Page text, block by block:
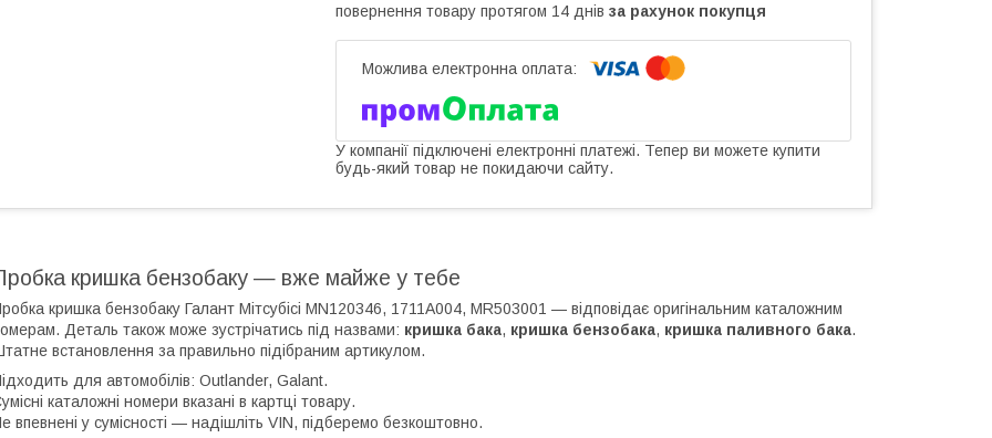
повернення товару протягом 14 днів за рахунок покупця
У компанії підключені електронні платежі. Тепер ви можете купити
будь-який товар не покидаючи сайту.
кришка бензобаку — вже майже у тебе
кришка бензобаку Галант Мітсубісі MN120346, 1711A004, MR503001 — відповідає оригінальним каталожним
Деталь також може зустрічатись під назвами: кришка бака, кришка бензобака, кришка паливного бака.
встановлення за правильно підібраним артикулом.
для автомобілів: Outlander, Galant.
каталожні номери вказані в картці товару.
впевнені у сумісності — надішліть VIN, підберемо безкоштовно.